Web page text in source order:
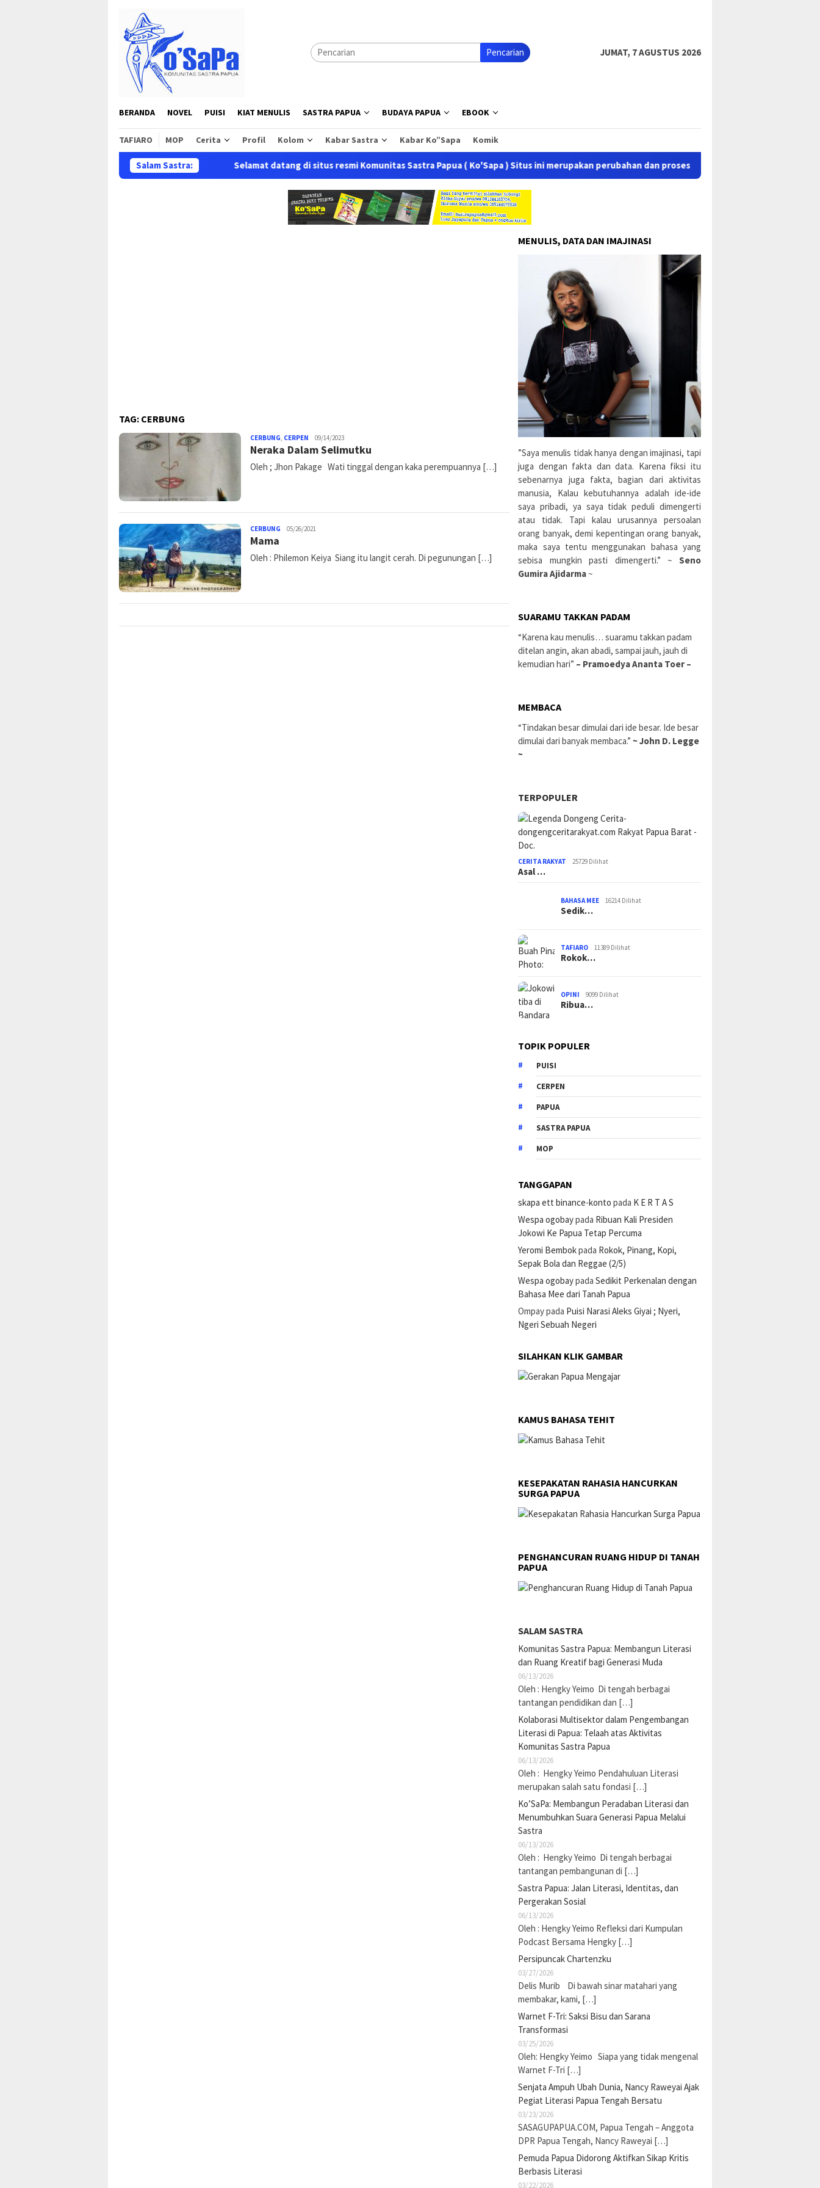
konten
Pencarian JUMAT, 7 AGUSTUS 2026
BERANDA NOVEL PUISI KIAT MENULIS SASTRA PAPUA BUDAYA PAPUA EBOOK
TAFIARO MOP Cerita Profil Kolom Kabar Sastra Kabar Ko”Sapa Komik
Salam Sastra:Selamat datang di situs resmi Komunitas Sastra Papua ( Ko'Sapa ) Situs ini merupakan perubahan dan proses perbaikan dari situs lama
TAG: CERBUNG
CERBUNG CERPEN Pace
Ko'Sapa
09/14/2023
Neraka Dalam Selimutku
Oleh ; Jhon Pakage Wati tinggal dengan kaka perempuannya […]
CERBUNG admin
05/26/2021
Mama
Oleh : Philemon Keiya Siang itu langit cerah. Di pegunungan […]
MENULIS, DATA DAN IMAJINASI
”Saya menulis tidak hanya dengan imajinasi, tapi
juga dengan fakta dan data. Karena fiksi itu
sebenarnya juga fakta, bagian dari aktivitas
manusia, Kalau kebutuhannya adalah ide-ide
saya pribadi, ya saya tidak peduli dimengerti
atau tidak. Tapi kalau urusannya persoalan
orang banyak, demi kepentingan orang banyak,
maka saya tentu menggunakan bahasa yang
sebisa mungkin pasti dimengerti.” ~ Seno
Gumira Ajidarma~
SUARAMU TAKKAN PADAM
“Karena kau menulis… suaramu takkan padam
ditelan angin, akan abadi, sampai jauh, jauh di
kemudian hari” – Pramoedya Ananta Toer –
MEMBACA
“Tindakan besar dimulai dari ide besar. Ide besar
dimulai dari banyak membaca.”~ John D. Legge
~
TERPOPULER
CERITA RAKYAT 25729 Dilihat
Asal …
BAHASA MEE 16214 Dilihat
Sedik…
TAFIARO 11389 Dilihat
Rokok…
OPINI 9099 Dilihat
Ribua…
TOPIK POPULER
PUISI
CERPEN
PAPUA
SASTRA PAPUA
MOP
TANGGAPAN
skapa ett binance-konto pada K E R T A S
Wespa ogobaypada Ribuan Kali Presiden
Jokowi Ke Papua Tetap Percuma
Yeromi Bembokpada Rokok, Pinang, Kopi,
Sepak Bola dan Reggae (2/5)
Wespa ogobaypadaSedikit Perkenalan dengan
Bahasa Mee dari Tanah Papua
Ompaypada Puisi Narasi Aleks Giyai ; Nyeri,
Ngeri Sebuah Negeri
SILAHKAN KLIK GAMBAR
KAMUS BAHASA TEHIT
KESEPAKATAN RAHASIA HANCURKAN
SURGA PAPUA
PENGHANCURAN RUANG HIDUP DI TANAH
PAPUA
SALAM SASTRA
Komunitas Sastra Papua: Membangun Literasi
dan Ruang Kreatif bagi Generasi Muda
06/13/2026
Oleh : Hengky Yeimo Di tengah berbagai
tantangan pendidikan dan […]
Kolaborasi Multisektor dalam Pengembangan
Literasi di Papua: Telaah atas Aktivitas
Komunitas Sastra Papua
06/13/2026
Oleh : Hengky Yeimo Pendahuluan Literasi
merupakan salah satu fondasi […]
Ko’SaPa: Membangun Peradaban Literasi dan
Menumbuhkan Suara Generasi Papua Melalui
Sastra
06/13/2026
Oleh : Hengky Yeimo Di tengah berbagai
tantangan pembangunan di […]
Sastra Papua: Jalan Literasi, Identitas, dan
Pergerakan Sosial
06/13/2026
Oleh : Hengky Yeimo Refleksi dari Kumpulan
Podcast Bersama Hengky […]
Persipuncak Chartenzku
03/27/2026
Delis Murib Di bawah sinar matahari yang
membakar, kami, […]
Warnet F-Tri: Saksi Bisu dan Sarana
Transformasi
03/25/2026
Oleh: Hengky Yeimo Siapa yang tidak mengenal
Warnet F-Tri […]
Senjata Ampuh Ubah Dunia, Nancy Raweyai Ajak
Pegiat Literasi Papua Tengah Bersatu
03/23/2026
SASAGUPAPUA.COM, Papua Tengah – Anggota
DPR Papua Tengah, Nancy Raweyai […]
Pemuda Papua Didorong Aktifkan Sikap Kritis
Berbasis Literasi
03/22/2026